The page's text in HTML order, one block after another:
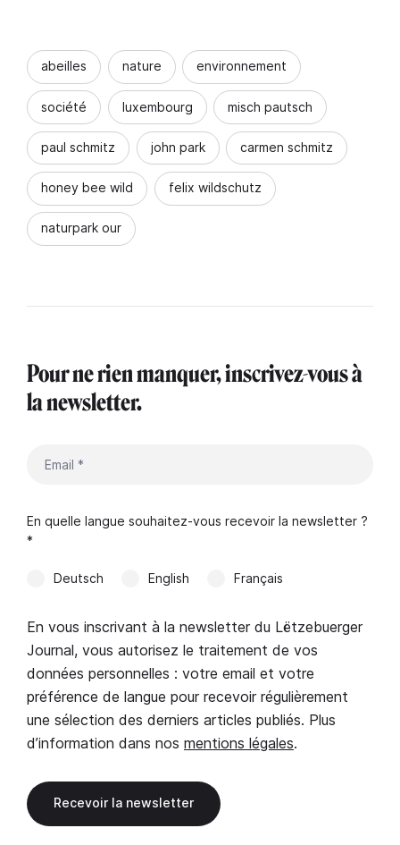
abeilles nature environnement
société luxembourg misch pautsch
paul schmitz john park carmen schmitz
honey bee wild felix wildschutz
naturpark our
Pour ne rien manquer, inscrivez-vous à
la newsletter.
En quelle langue souhaitez-vous recevoir la newsletter ?
*
Deutsch English Français
En vous inscrivant à la newsletter du Lëtzebuerger
Journal, vous autorisez le traitement de vos
données personnelles : votre email et votre
préférence de langue pour recevoir régulièrement
une sélection des derniers articles publiés. Plus
d’information dans nos mentions légales.